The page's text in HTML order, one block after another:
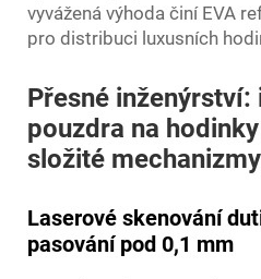
vyvážená výhoda činí EVA
pro distribuci luxusních
Přesné
pouzdra na
složité mechanizmy
Laserové skenování
pasování pod 0,1 mm